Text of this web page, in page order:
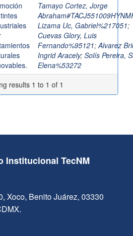
Tamayo Cortez, Jorge
Lizama Uc, Gabriel%217051;
Cuevas Glory, Luis
Fernando%95121;Alvarez
Ingrid Aracely; Solís Pereira,
Elena%53272
results 1 to 1 of 1
Institucional TecNM
Xoco, Benito Juárez, 03330